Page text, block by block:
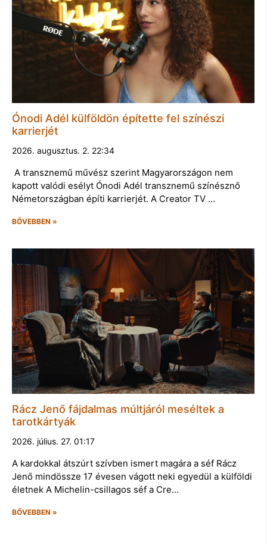
Ónodi Adél külföldön építette fel színészi
karrierjét
2026. augusztus. 2. 22:34
A transznemű művész szerint Magyarországon nem
kapott valódi esélyt Ónodi Adél transznemű színésznő
Németországban építi karrierjét. A Creator TV …
BŐVEBBEN »
Rácz Jenő fájdalmas múltjáról meséltek a
tarotkártyák
2026. július. 27. 01:17
A kardokkal átszúrt szívben ismert magára a séf Rácz
Jenő mindössze 17 évesen vágott neki egyedül a külföldi
életnek A Michelin-csillagos séf a Cre…
BŐVEBBEN »